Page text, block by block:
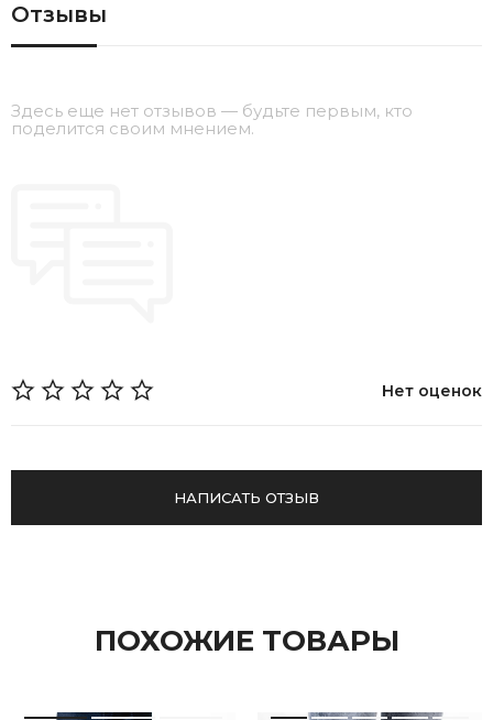
Отзывы
Здесь еще нет отзывов — будьте первым, кто
поделится своим мнением.
Нет оценок
НАПИСАТЬ ОТЗЫВ
ПОХОЖИЕ ТОВАРЫ